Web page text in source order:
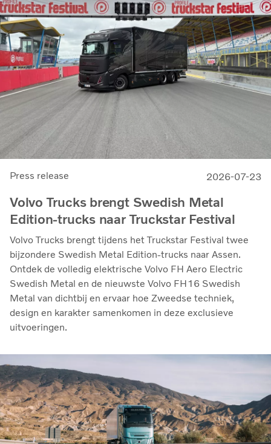
Press release 2026-07-23
Volvo Trucks brengt Swedish Metal
Edition-trucks naar Truckstar Festival
Volvo Trucks brengt tijdens het Truckstar Festival twee
bijzondere Swedish Metal Edition-trucks naar Assen.
Ontdek de volledig elektrische Volvo FH Aero Electric
Swedish Metal en de nieuwste Volvo FH16 Swedish
Metal van dichtbij en ervaar hoe Zweedse techniek,
design en karakter samenkomen in deze exclusieve
uitvoeringen.